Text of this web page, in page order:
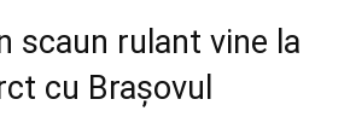
scaun rulant vine la
cu Brașovul